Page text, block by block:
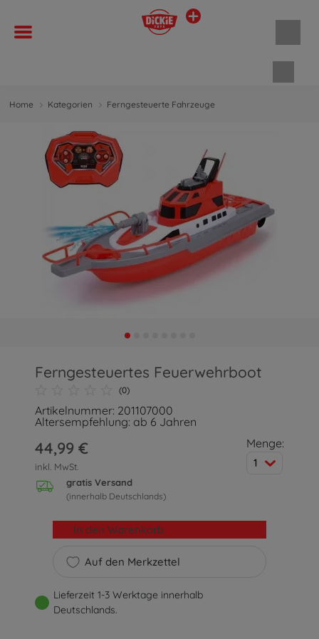
Home Kategorien Ferngesteuerte Fahrzeuge
Ferngesteuertes Feuerwehrboot
(0)
Artikelnummer: 201107000
Altersempfehlung: ab 6 Jahren
44,99 €
inkl. MwSt.
gratis Versand
(innerhalb Deutschlands)
Menge:
1
Auf den Merkzettel
In den Warenkorb
Lieferzeit 1-3 Werktage innerhalb
Deutschlands.